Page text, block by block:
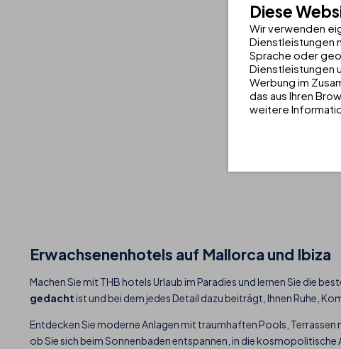
Erwachsenenhotels auf Mallorca und Ibiza
Machen Sie mit THB hotels Urlaub im Paradies und lernen Sie die
gedachtist und bei dem jedes Detail dazu beiträgt, Ihnen Ruhe,
Entdecken Sie moderne Anlagen mit traumhaften Pools,
ob Sie sich beim Sonnenbaden entspannen, in die
Diese
Wir verwenden
Dienstleistungen
Sprache oder
Dienstleistungen
Werbung im
das aus Ihren
weitere